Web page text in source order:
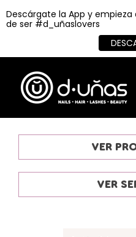
content
VER
VER
Descárgate la App y
de ser #d_uñaslovers